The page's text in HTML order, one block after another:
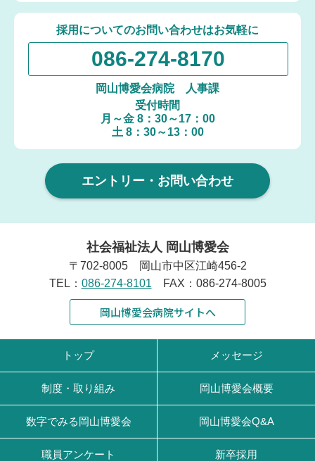
採用についてのお問い合わせはお気軽に
086-274-8170
岡山博愛会病院 人事課
受付時間
月～金 8：30～17：00
土 8：30～13：00
エントリー・お問い合わせ
社会福祉法人 岡山博愛会
〒702-8005 岡山市中区江崎456-2
TEL： 086-274-8101 FAX：086-274-8005
岡山博愛会病院サイトへ
トップ メッセージ
制度・取り組み 岡山博愛会概要
数字でみる岡山博愛会 岡山博愛会Q&A
職員アンケート 新卒採用